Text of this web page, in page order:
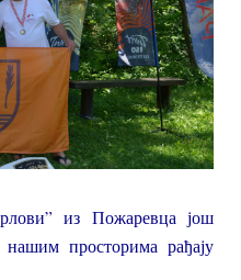
из Пожаревца још
просторима рађају